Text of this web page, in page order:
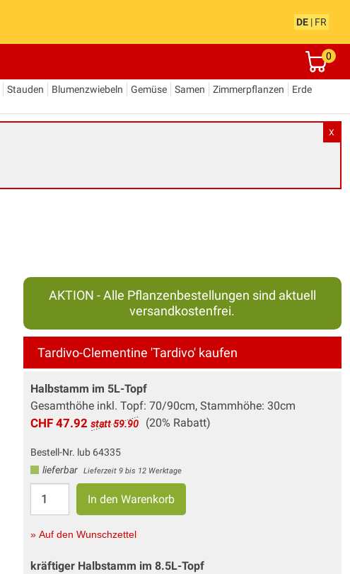
DE | FR
0
Stauden Blumenzwiebeln Gemüse Samen Zimmerpflanzen
Erde
X
AKTION - Alle Pflanzenbestellungen sind aktuell
versandkostenfrei.
Tardivo-Clementine 'Tardivo' kaufen
Halbstamm im 5L-Topf
Gesamthöhe inkl. Topf: 70/90cm, Stammhöhe: 30cm
CHF 47.92 statt 59.90 (20% Rabatt)
Bestell-Nr. lub 64335
lieferbar
Lieferzeit 9 bis 12 Werktage
» Auf den Wunschzettel
kräftiger Halbstamm im 8.5L-Topf